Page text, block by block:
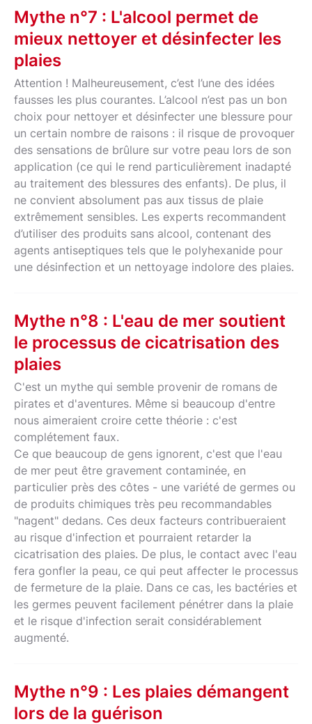
Mythe n°7 : L'alcool permet de
mieux nettoyer et désinfecter les
plaies
Attention ! Malheureusement, c’est l’une des idées
fausses les plus courantes. L’alcool n’est pas un bon
choix pour nettoyer et désinfecter une blessure pour
un certain nombre de raisons : il risque de provoquer
des sensations de brûlure sur votre peau lors de son
application (ce qui le rend particulièrement inadapté
au traitement des blessures des enfants). De plus, il
ne convient absolument pas aux tissus de plaie
extrêmement sensibles. Les experts recommandent
d’utiliser des produits sans alcool, contenant des
agents antiseptiques tels que le polyhexanide pour
une désinfection et un nettoyage indolore des plaies.
Mythe n°8 : L'eau de mer soutient
le processus de cicatrisation des
plaies
C'est un mythe qui semble provenir de romans de
pirates et d'aventures. Même si beaucoup d'entre
nous aimeraient croire cette théorie : c'est
complétement faux.
Ce que beaucoup de gens ignorent, c'est que l'eau
de mer peut être gravement contaminée, en
particulier près des côtes - une variété de germes ou
de produits chimiques très peu recommandables
"nagent" dedans. Ces deux facteurs contribueraient
au risque d'infection et pourraient retarder la
cicatrisation des plaies. De plus, le contact avec l'eau
fera gonfler la peau, ce qui peut affecter le processus
de fermeture de la plaie. Dans ce cas, les bactéries et
les germes peuvent facilement pénétrer dans la plaie
et le risque d'infection serait considérablement
augmenté.
Mythe n°9 : Les plaies démangent
lors de la guérison